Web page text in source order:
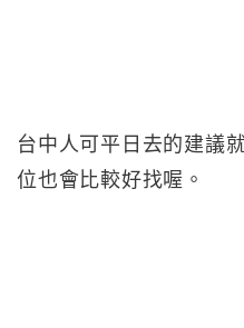
台中人可平日去的建議
位也會比較好找喔。